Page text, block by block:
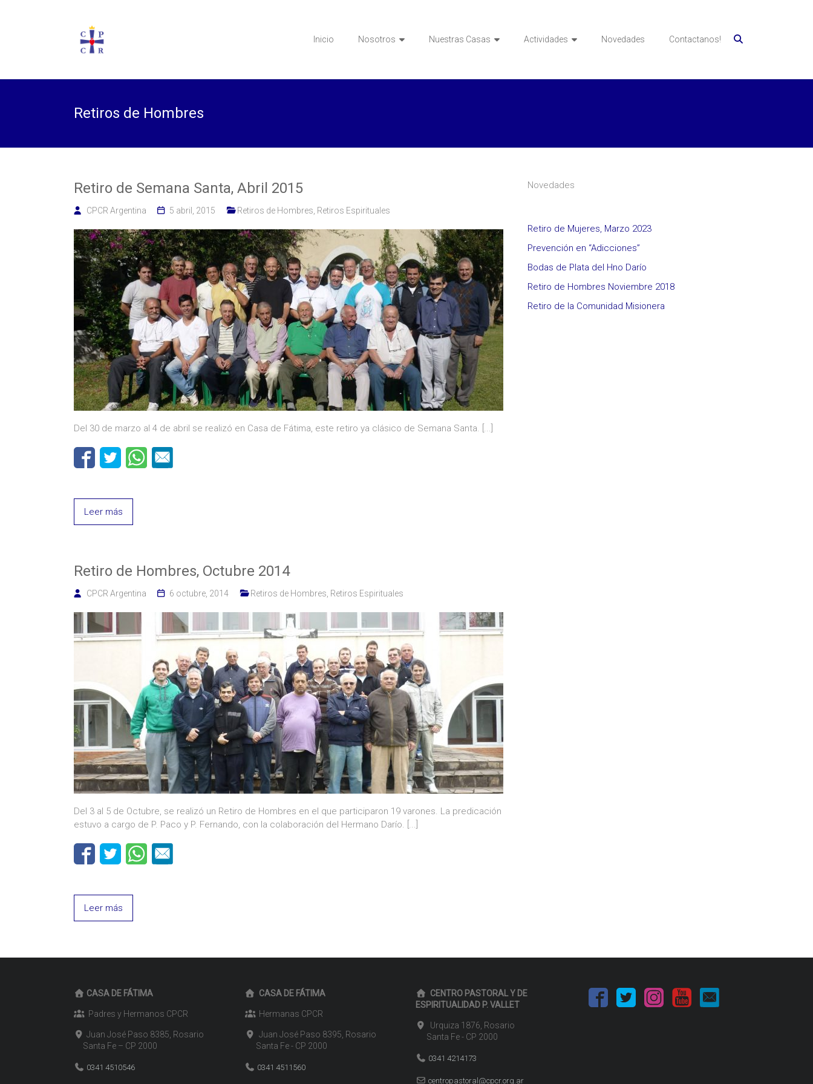
CPCR
Argentina
Cooperadores
Cooperatrices
en Argentina
Inicio Nosotros Nuestras Casas Actividades Novedades Contactanos!
Retiros de Hombres
Retiro de Semana Santa, Abril 2015
CPCR Argentina 5 abril, 2015 Retiros de Hombres Retiros Espirituales
Del 30 de marzo al 4 de abril se realizó en Casa de Fátima, este retiro ya clásico de Semana Santa. [...]
Leer más
Retiro de Hombres, Octubre 2014
CPCR Argentina 6 octubre, 2014 Retiros de Hombres Retiros Espirituales
Del 3 al 5 de Octubre, se realizó un Retiro de Hombres en el que participaron 19 varones. La predicación
estuvo a cargo de P. Paco y P. Fernando, con la colaboración del Hermano Darío. [...]
Leer más
Novedades
Retiro de Mujeres, Marzo 2023
Prevención en “Adicciones”
Bodas de Plata del Hno Darío
Retiro de Hombres Noviembre 2018
Retiro de la Comunidad Misionera
CASA DE FÁTIMA
Padres y Hermanos CPCR
Juan José Paso 8385, Rosario
Santa Fe – CP 2000
0341 4510546
CASA DE FÁTIMA
Hermanas CPCR
Juan José Paso 8395, Rosario
Santa Fe - CP 2000
0341 4511560
CENTRO PASTORAL Y DE
ESPIRITUALIDAD P. VALLET
Urquiza 1876, Rosario
Santa Fe - CP 2000
0341 4214173
centropastoral@cpcr.org.ar